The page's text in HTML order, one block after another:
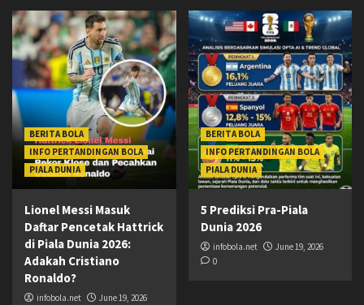
BERITA BOLA
INFO PERTANDINGAN BOLA
PIALA DUNIA
Lionel Messi Masuk
Daftar Pencetak Hattrick
di Piala Dunia 2026:
Adakah Cristiano
Ronaldo?
infobola.net
June 19, 2026
BERITA BOLA
INFO PERTANDINGAN BOLA
PIALA DUNIA
5 Prediksi Pra-Piala
Dunia 2026
infobola.net
June 19, 2026
0